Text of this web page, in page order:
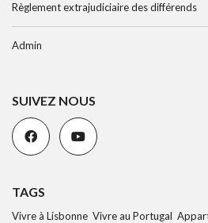
Règlement extrajudiciaire des différends
Admin
SUIVEZ NOUS
TAGS
Vivre à Lisbonne Vivre au Portugal